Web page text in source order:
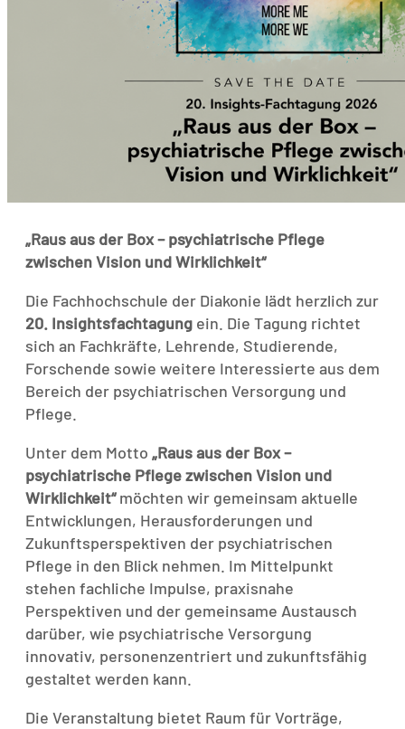
„Raus aus der Box – psychiatrische Pflege
zwischen Vision und Wirklichkeit“
Die Fachhochschule der Diakonie lädt herzlich zur
20. Insightsfachtagung ein. Die Tagung richtet
sich an Fachkräfte, Lehrende, Studierende,
Forschende sowie weitere Interessierte aus dem
Bereich der psychiatrischen Versorgung und
Pflege.
Unter dem Motto „Raus aus der Box –
psychiatrische Pflege zwischen Vision und
Wirklichkeit“möchten wir gemeinsam aktuelle
Entwicklungen, Herausforderungen und
Zukunftsperspektiven der psychiatrischen
Pflege in den Blick nehmen. Im Mittelpunkt
stehen fachliche Impulse, praxisnahe
Perspektiven und der gemeinsame Austausch
darüber, wie psychiatrische Versorgung
innovativ, personenzentriert und zukunftsfähig
gestaltet werden kann.
Die Veranstaltung bietet Raum für Vorträge,